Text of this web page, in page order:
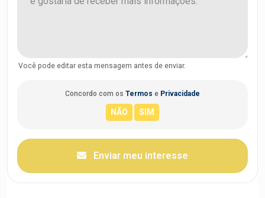
Você pode editar esta mensagem antes de enviar.
Concordo com os Termos e Privacidade
Enviar meu interesse